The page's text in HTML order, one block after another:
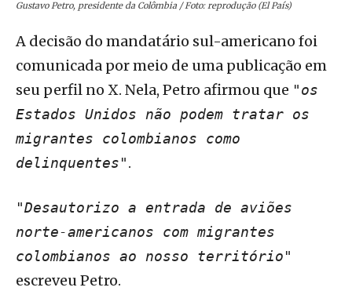
Gustavo Petro, presidente da Colômbia / Foto: reprodução (El País)
A decisão do mandatário sul-americano foi
comunicada por meio de uma publicação em
seu perfil no X. Nela, Petro afirmou que "os
Estados Unidos não podem tratar os
migrantes colombianos como
delinquentes".
"Desautorizo a entrada de aviões
norte-americanos com migrantes
colombianos ao nosso território"
escreveu Petro.